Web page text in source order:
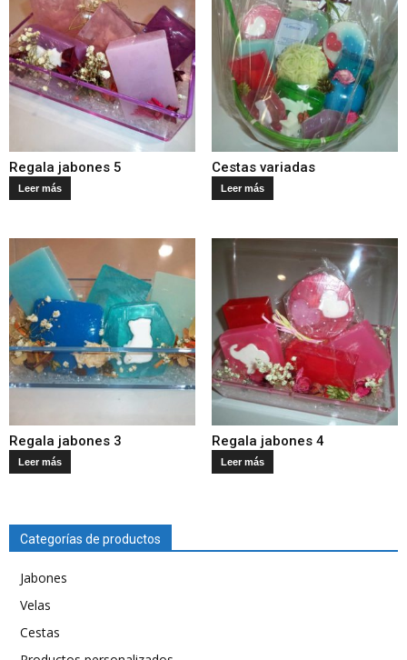
Regala jabones 5
Leer más
Cestas variadas
Leer más
Regala jabones 3
Leer más
Regala jabones 4
Leer más
Categorías de productos
Jabones
Velas
Cestas